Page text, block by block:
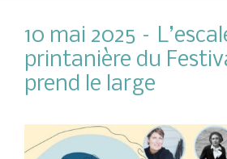
10 mai 2025 –
printanière du
prend le large